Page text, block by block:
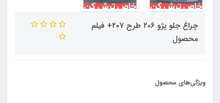
چراغ جلو پژو ۲۰۶ طرح ۲۰۷+ فیلم
محصول
ویژگی‌های محصول